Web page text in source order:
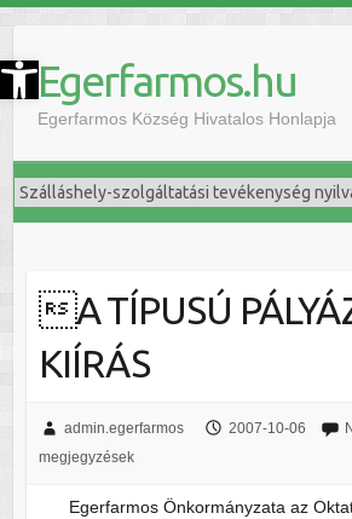
Eszköztár megnyitása Egerfarmos.hu
Egerfarmos Község Hivatalos Honlapja
A TÍPUSÚ
KIÍRÁS
admin.egerfarmos 2007-10-06
megjegyzések
Egerfarmos Önkormányzata az